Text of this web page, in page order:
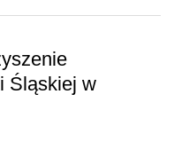
Śląskiej w